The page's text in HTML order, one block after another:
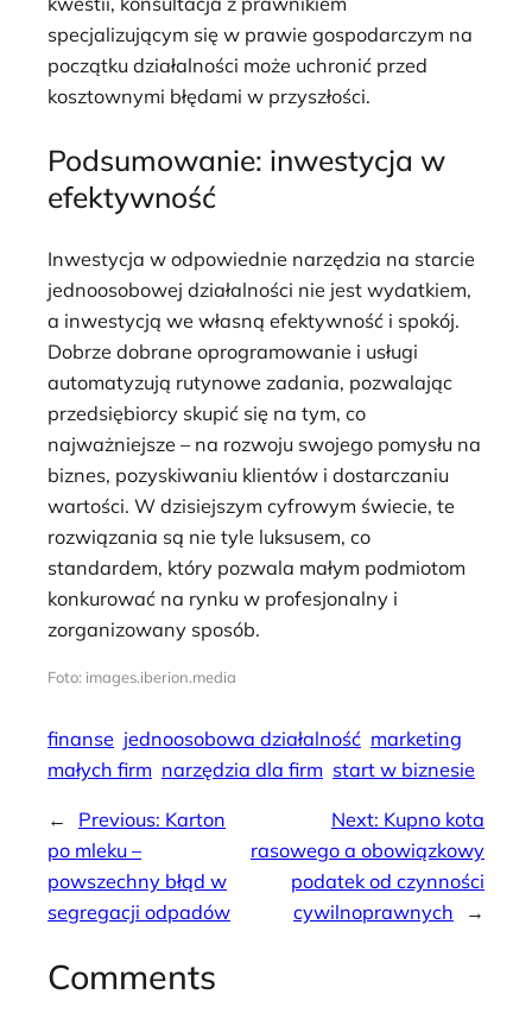
specjalizującym się w prawie gospodarczym na
początku działalności może uchronić przed
kosztownymi błędami w przyszłości.
Podsumowanie: inwestycja w
efektywność
Inwestycja w odpowiednie narzędzia na starcie
jednoosobowej działalności nie jest wydatkiem,
a inwestycją we własną efektywność i spokój.
Dobrze dobrane oprogramowanie i usługi
automatyzują rutynowe zadania, pozwalając
przedsiębiorcy skupić się na tym, co
najważniejsze – na rozwoju swojego pomysłu na
biznes, pozyskiwaniu klientów i dostarczaniu
wartości. W dzisiejszym cyfrowym świecie, te
rozwiązania są nie tyle luksusem, co
standardem, który pozwala małym podmiotom
konkurować na rynku w profesjonalny i
zorganizowany sposób.
Foto: images.iberion.media
finanse jednoosobowa działalność marketing
małych firm narzędzia dla firm start w biznesie
← Previous: Karton
po mleku –
powszechny błąd w
segregacji odpadów
Next: Kupno kota
rasowego a obowiązkowy
podatek od czynności
cywilnoprawnych
→
Comments